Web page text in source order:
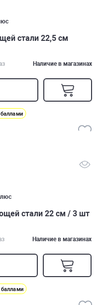
стали 22,5 см
Наличие в магазинах
баллами
стали 22 см / 3 шт
Наличие в магазинах
баллами